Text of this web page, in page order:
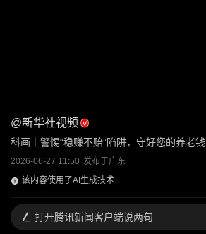
@新华社视频
科画｜警惕“稳赚不赔”陷阱，守好您的养老钱
2026-06-27 11:50 发布于广东
该内容使用了AI生成技术
打开腾讯新闻客户端说两句